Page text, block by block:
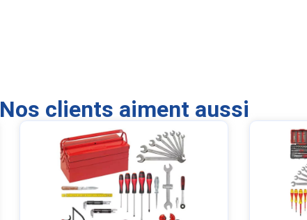
Nos clients aiment aussi